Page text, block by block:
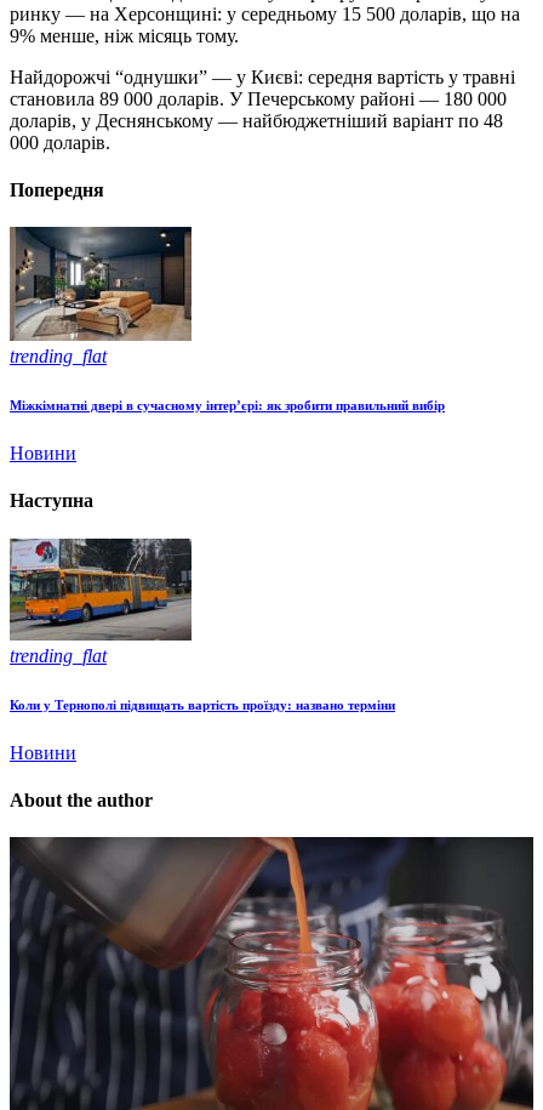
ринку — на Херсонщині: у середньому 15 500 доларів, що на
9% менше, ніж місяць тому.
Найдорожчі “однушки” — у Києві: середня вартість у травні
становила 89 000 доларів. У Печерському районі — 180 000
доларів, у Деснянському — найбюджетніший варіант по 48
000 доларів.
Попередня
trending_flat
Міжкімнатні двері в сучасному інтер’єрі: як зробити правильний вибір
Новини
Наступна
trending_flat
Коли у Тернополі підвищать вартість проїзду: названо терміни
Новини
About the author